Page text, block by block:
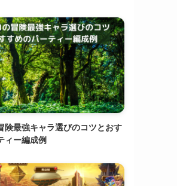
険最強キャラ選びのコツとおす
ィー編成例